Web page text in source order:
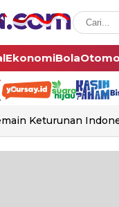
EkonomiBola
Keturunan